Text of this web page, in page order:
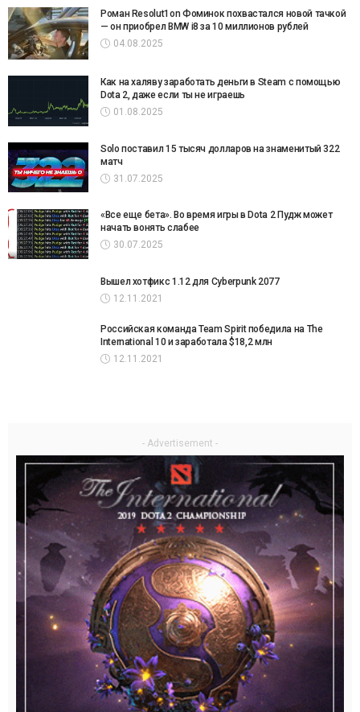
Роман Resolut1on Фоминок похвастался новой тачкой
— он приобрел BMW i8 за 10 миллионов рублей
04.08.2025
Как на халяву заработать деньги в Steam с помощью
Dota 2, даже если ты не играешь
01.08.2025
Solo поставил 15 тысяч долларов на знаменитый 322
матч
31.07.2025
«Все еще бета». Во время игры в Dota 2 Пудж может
начать вонять слабее
30.07.2025
Вышел хотфикс 1.12 для Cyberpunk 2077
12.11.2021
Российская команда Team Spirit победила на The
International 10 и заработала $18,2 млн
12.11.2021
- Advertisement -